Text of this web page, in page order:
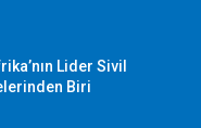
Lider Sivil
Biri